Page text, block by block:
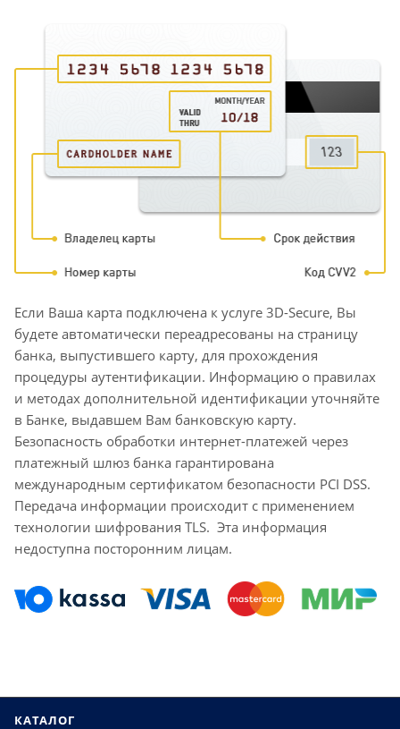
Если Ваша карта подключена к услуге 3D-Secure, Вы
будете автоматически переадресованы на страницу
банка, выпустившего карту, для прохождения
процедуры аутентификации. Информацию о правилах
и методах дополнительной идентификации уточняйте
в Банке, выдавшем Вам банковскую карту.
Безопасность обработки интернет-платежей через
платежный шлюз банка гарантирована
международным сертификатом безопасности PCI DSS.
Передача информации происходит с применением
технологии шифрования TLS. Эта информация
недоступна посторонним лицам.
КАТАЛОГ